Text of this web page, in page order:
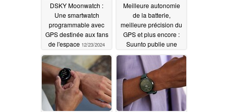
DSKY Moonwatch :
Une smartwatch
programmable avec
GPS destinée aux fans
de l'espace 12/23/2024
Meilleure autonomie
de la batterie,
meilleure précision du
GPS et plus encore :
Suunto publie une
mise à jour pour
plusieurs modèles
12/17/2024